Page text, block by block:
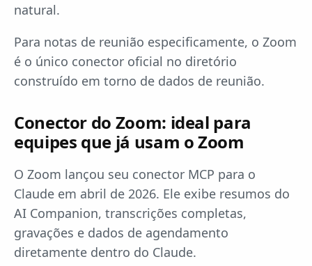
natural.
Para notas de reunião especificamente, o Zoom
é o único conector oficial no diretório
construído em torno de dados de reunião.
Conector do Zoom: ideal para
equipes que já usam o Zoom
O Zoom lançou seu conector MCP para o
Claude em abril de 2026. Ele exibe resumos do
AI Companion, transcrições completas,
gravações e dados de agendamento
diretamente dentro do Claude.